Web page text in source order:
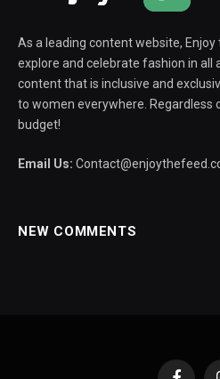
As a leading content website,
explore and celebrate fashion in all
content that is inclusive and
to women everywhere. Regardless
budget!
Email Us:
NEW COMMENTS